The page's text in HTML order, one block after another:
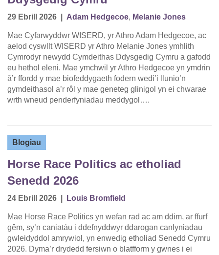
29 Ebrill 2026 Adam Hedgecoe, Melanie Jones
Mae Cyfarwyddwr WISERD, yr Athro Adam Hedgecoe, ac
aelod cyswllt WISERD yr Athro Melanie Jones ymhlith
Cymrodyr newydd Cymdeithas Ddysgedig Cymru a gafodd
eu hethol eleni. Mae ymchwil yr Athro Hedgecoe yn ymdrin
â’r ffordd y mae biofeddygaeth fodern wedi’i llunio’n
gymdeithasol a’r rôl y mae geneteg glinigol yn ei chwarae
wrth wneud penderfyniadau meddygol….
Blogiau
Horse Race Politics ac etholiad
Senedd 2026
24 Ebrill 2026 Louis Bromfield
Mae Horse Race Politics yn wefan rad ac am ddim, ar ffurf
gêm, sy’n caniatáu i ddefnyddwyr ddarogan canlyniadau
gwleidyddol amrywiol, yn enwedig etholiad Senedd Cymru
2026. Dyma’r drydedd fersiwn o blatfform y gwnes i ei